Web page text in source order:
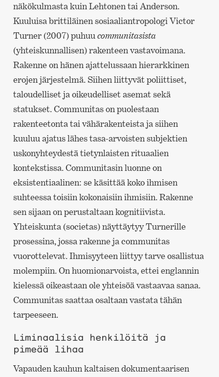
näkökulmasta kuin Lehtonen tai Anderson.
Kuuluisa brittiläinen sosiaaliantropologi Victor
Turner (2007) puhuu communitasista
(yhteiskunnallisen) rakenteen vastavoimana.
Rakenne on hänen ajattelussaan hierarkkinen
erojen järjestelmä. Siihen liittyvät poliittiset,
taloudelliset ja oikeudelliset asemat sekä
statukset. Communitas on puolestaan
rakenteetonta tai vähärakenteista ja siihen
kuuluu ajatus lähes tasa-arvoisten subjektien
uskonyhteydestä tietynlaisten rituaalien
kontekstissa. Communitasin luonne on
eksistentiaalinen: se käsittää koko ihmisen
suhteessa toisiin kokonaisiin ihmisiin. Rakenne
sen sijaan on perustaltaan kognitiivista.
Yhteiskunta (societas) näyttäytyy Turnerille
prosessina, jossa rakenne ja communitas
vuorottelevat. Ihmisyyteen liittyy tarve osallistua
molempiin. On huomionarvoista, ettei englannin
kielessä oikeastaan ole yhteisöä vastaavaa sanaa.
Communitas saattaa osaltaan vastata tähän
tarpeeseen.
Liminaalisia henkilöitä ja
pimeää lihaa
Vapauden kauhun kaltaisen dokumentaarisen